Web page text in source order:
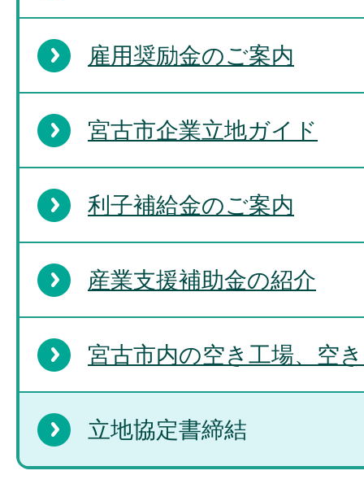
雇用奨励金のご案内
宮古市企業立地ガイド
利子補給金のご案内
産業支援補助金の紹介
宮古市内の空き工場、空
立地協定書締結